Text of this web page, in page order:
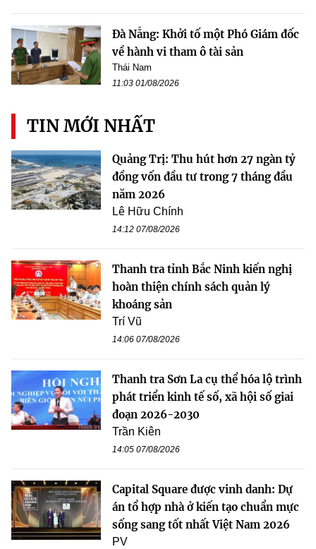
Đà Nẵng: Khởi tố một Phó Giám đốc
về hành vi tham ô tài sản
Thái Nam
11:03 01/08/2026
TIN MỚI NHẤT
Quảng Trị: Thu hút hơn 27 ngàn tỷ
đồng vốn đầu tư trong 7 tháng đầu
năm 2026
Lê Hữu Chính
14:12 07/08/2026
Thanh tra tỉnh Bắc Ninh kiến nghị
hoàn thiện chính sách quản lý
khoáng sản
Trí Vũ
14:06 07/08/2026
Thanh tra Sơn La cụ thể hóa lộ trình
phát triển kinh tế số, xã hội số giai
đoạn 2026-2030
Trần Kiên
14:05 07/08/2026
Capital Square được vinh danh: Dự
án tổ hợp nhà ở kiến tạo chuẩn mực
sống sang tốt nhất Việt Nam 2026
PV